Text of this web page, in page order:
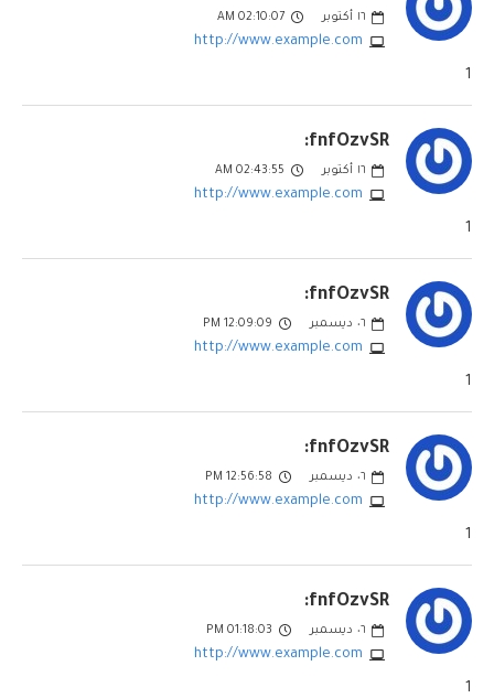
١٦ أكتوبر 02:10:07 AM
http://www.example.com
1
fnfOzvSR:
١٦ أكتوبر 02:43:55 AM
http://www.example.com
1
fnfOzvSR:
٠٦ ديسمبر 12:09:09 PM
http://www.example.com
1
fnfOzvSR:
٠٦ ديسمبر 12:56:58 PM
http://www.example.com
1
fnfOzvSR:
٠٦ ديسمبر 01:18:03 PM
http://www.example.com
1